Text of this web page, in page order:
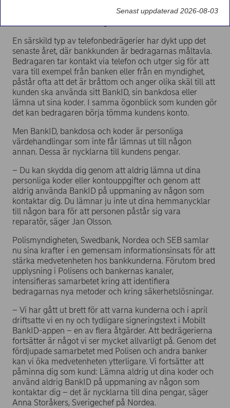
liten del av det, säger Jan Olsson, nationell expert vid
En särskild typ av telefonbedrägerier har dykt upp det
senaste året, där bankkunden är bedragarnas måltavla.
Bedragaren tar kontakt via telefon och utger sig för att
vara till exempel från banken eller från en myndighet,
påstår ofta att det är bråttom och anger olika skäl till att
kunden ska använda sitt BankID, sin bankdosa eller
lämna ut sina koder. I samma ögonblick som kunden gör
det kan bedragaren börja tömma kundens konto.
Men BankID, bankdosa och koder är personliga
värdehandlingar som inte får lämnas ut till någon
annan. Dessa är nycklarna till kundens pengar.
– Du kan skydda dig genom att aldrig lämna ut dina
personliga koder eller kontouppgifter och genom att
aldrig använda BankID på uppmaning av någon som
kontaktar dig. Du lämnar ju inte ut dina hemmanycklar
till någon bara för att personen påstår sig vara
reparatör, säger Jan Olsson.
Polismyndigheten, Swedbank, Nordea och SEB samlar
nu sina krafter i en gemensam informationsinsats för att
stärka medvetenheten hos bankkunderna. Förutom bred
upplysning i Polisens och bankernas kanaler,
intensifieras samarbetet kring att identifiera
bedragarnas nya metoder och kring säkerhetslösningar.
– Vi har gått ut brett för att varna kunderna och i april
driftsatte vi en ny och tydligare signeringstext i Mobilt
BankID-appen – en av flera åtgärder. Att bedrägerierna
fortsätter är något vi ser mycket allvarligt på. Genom det
fördjupade samarbetet med Polisen och andra banker
kan vi öka medvetenheten ytterligare. Vi fortsätter att
påminna dig som kund: Lämna aldrig ut dina koder och
använd aldrig BankID på uppmaning av någon som
kontaktar dig – det är nycklarna till dina pengar, säger
Anna Storåkers, Sverigechef på Nordea.
Senast uppdaterad 2026-08-03